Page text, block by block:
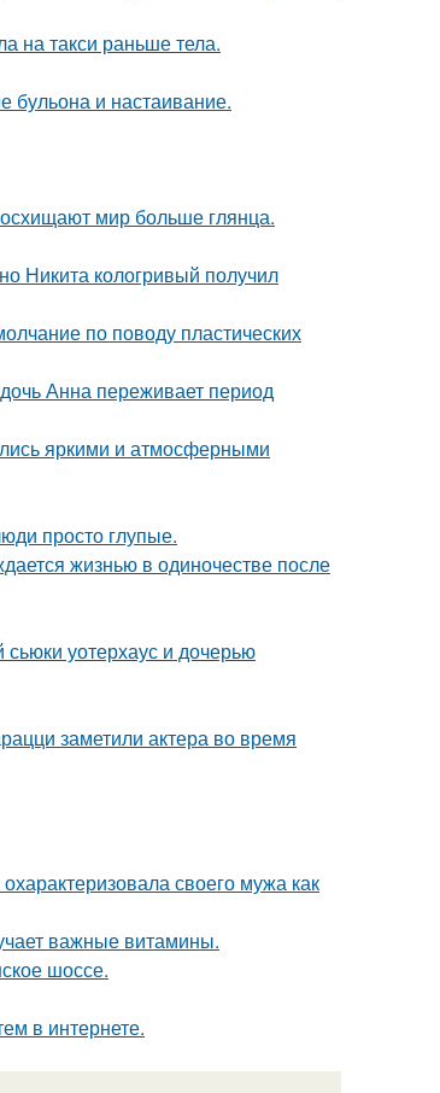
на такси раньше тела.
бульона и настаивание.
мир больше глянца.
Никита кологривый получил
по поводу пластических
Анна переживает период
яркими и атмосферными
просто глупые.
жизнью в одиночестве после
уотерхаус и дочерью
заметили актера во время
своего мужа как
важные витамины.
шоссе.
в интернете.